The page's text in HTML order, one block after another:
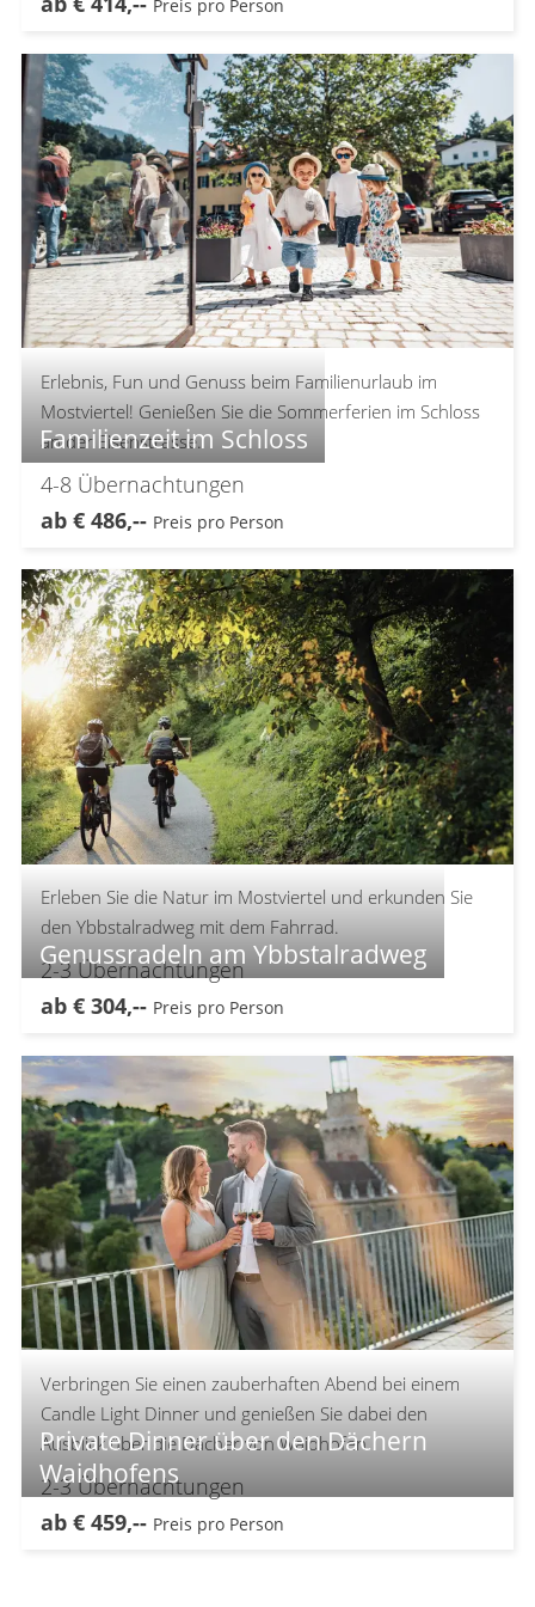
Preis pro Person
Familienzeit im Schloss
Erlebnis, Fun und Genuss beim Familienurlaub im
Mostviertel! Genießen Sie die Sommerferien im Schloss
an der Eisenstrasse.
4-8 Übernachtungen
ab€ 486,-- Preis pro Person
Genussradeln am Ybbstalradweg
Erleben Sie die Natur im Mostviertel und erkunden Sie
den Ybbstalradweg mit dem Fahrrad.
2-3Übernachtungen
ab€ 304,-- Preis pro Person
Private Dinner über den Dächern
Waidhofens
Verbringen Sie einen zauberhaften Abend bei einem
Candle Light Dinner und genießen Sie dabei den
Ausblick über die Dächer von Waidhofen.
2-3Übernachtungen
ab€ 459,-- Preis pro Person